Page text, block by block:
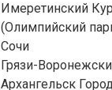
Имеретинский
(Олимпийский
Сочи
Грязи-
Архангельск